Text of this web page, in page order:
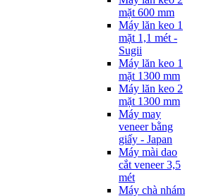
mặt 600 mm
Máy lăn keo 1
mặt 1,1 mét -
Sugii
Máy lăn keo 1
mặt 1300 mm
Máy lăn keo 2
mặt 1300 mm
Máy may
veneer bằng
giấy - Japan
Máy mài dao
cắt veneer 3,5
mét
Máy chà nhám